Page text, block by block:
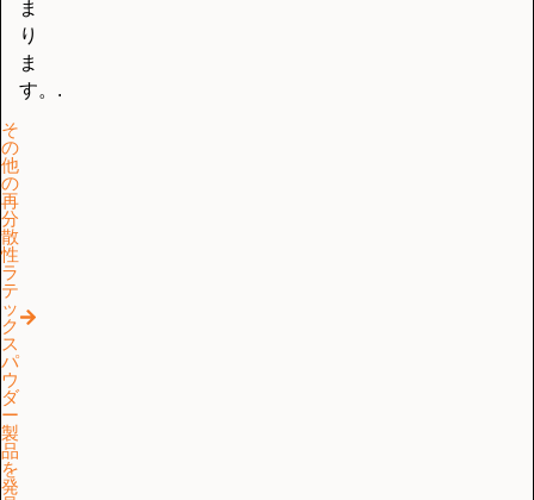
ま
り
ま
す。.
そ
の
他
の
再
分
散
性
ラ
テ
ッ
ク
ス
パ
ウ
ダ
ー
製
品
を
発